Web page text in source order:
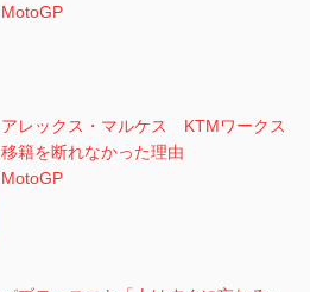
MotoGP
アレックス・マルケス KTMワークス
移籍を断れなかった理由
MotoGP